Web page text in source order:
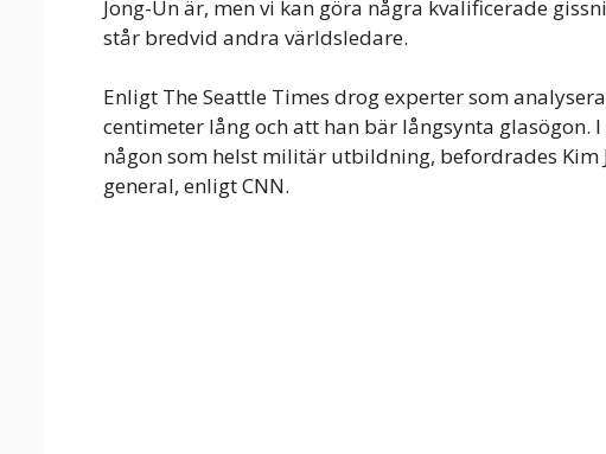
Jong-Un är, men vi kan göra några kvalificerade
står bredvid andra världsledare.
Enligt The Seattle Times drog experter som
centimeter lång och att han bär långsynta glasögon.
någon som helst militär utbildning, befordrades
general, enligt CNN.